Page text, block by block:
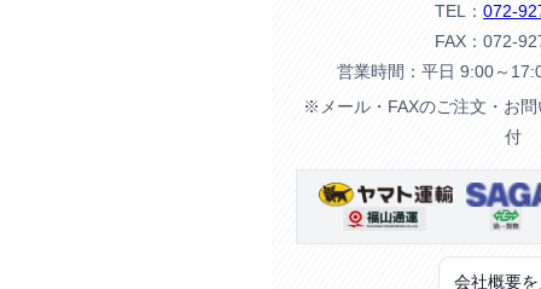
TEL： 072-
FAX：072-
営業時間：平日 9:00～
※メール・FAXのご注文・お
付
会社概要